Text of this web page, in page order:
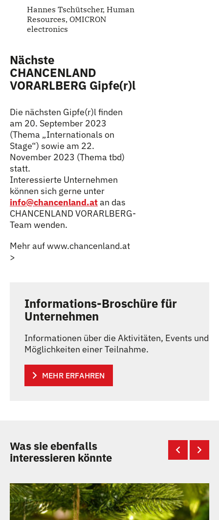
Hannes Tschütscher, Human
Resources, OMICRON
electronics
Nächste
CHANCENLAND
VORARLBERG Gipfe(r)l
Die nächsten Gipfe(r)l finden
am 20. September 2023
(Thema „Internationals on
Stage“) sowie am 22.
November 2023 (Thema tbd)
statt.
Interessierte Unternehmen
können sich gerne unter
info@chancenland.atan das
CHANCENLAND VORARLBERG-
Team wenden.
Mehr auf www.chancenland.at
>
Informations-Broschüre für
Unternehmen
Informationen über die Aktivitäten, Events und
Möglichkeiten einer Teilnahme.
MEHR ERFAHREN
Was sie ebenfalls
interessieren könnte